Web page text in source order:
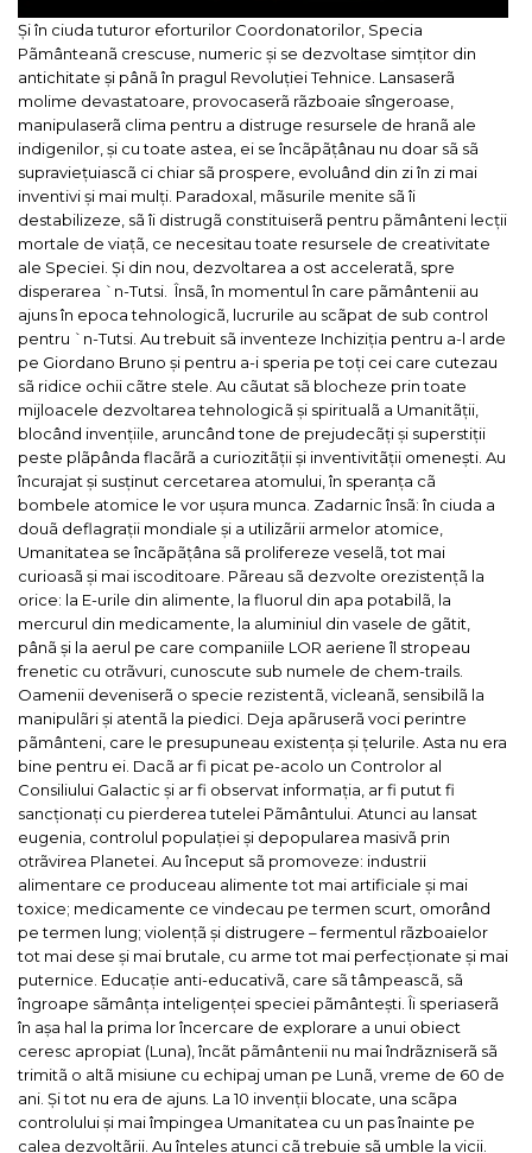
Și în ciuda tuturor eforturilor Coordonatorilor, Specia
Pãmânteanã crescuse, numeric și se dezvoltase simțitor din
antichitate și pânã în pragul Revoluției Tehnice. Lansaserã
molime devastatoare, provocaserã rãzboaie sîngeroase,
manipulaserã clima pentru a distruge resursele de hranã ale
indigenilor, și cu toate astea, ei se încãpãțânau nu doar sã sã
supraviețuiascã ci chiar sã prospere, evoluând din zi în zi mai
inventivi și mai mulți. Paradoxal, mãsurile menite sã îi
destabilizeze, sã îi distrugã constituiserã pentru pãmânteni lecții
mortale de viațã, ce necesitau toate resursele de creativitate
ale Speciei. Și din nou, dezvoltarea a ost acceleratã, spre
disperarea `n-Tutsi. Însã, în momentul în care pãmântenii au
ajuns în epoca tehnologicã, lucrurile au scãpat de sub control
pentru `n-Tutsi. Au trebuit sã inventeze Inchiziția pentru a-l arde
pe Giordano Bruno și pentru a-i speria pe toți cei care cutezau
sã ridice ochii cãtre stele. Au cãutat sã blocheze prin toate
mijloacele dezvoltarea tehnologicã și spiritualã a Umanitãții,
blocând invențiile, aruncând tone de prejudecãți și superstiții
peste plãpânda flacãrã a curiozitãții și inventivitãții omenești. Au
încurajat și susținut cercetarea atomului, în speranța cã
bombele atomice le vor ușura munca. Zadarnic însã: în ciuda a
douã deflagrații mondiale și a utilizãrii armelor atomice,
Umanitatea se încãpãțâna sã prolifereze veselã, tot mai
curioasã și mai iscoditoare. Pãreau sã dezvolte orezistențã la
orice: la E-urile din alimente, la fluorul din apa potabilã, la
mercurul din medicamente, la aluminiul din vasele de gãtit,
pânã și la aerul pe care companiile LOR aeriene îl stropeau
frenetic cu otrãvuri, cunoscute sub numele de chem-trails.
Oamenii deveniserã o specie rezistentã, vicleanã, sensibilã la
manipulãri și atentã la piedici. Deja apãruserã voci perintre
pãmânteni, care le presupuneau existența și țelurile. Asta nu era
bine pentru ei. Dacã ar fi picat pe-acolo un Controlor al
Consiliului Galactic și ar fi observat informația, ar fi putut fi
sancționați cu pierderea tutelei Pãmântului. Atunci au lansat
eugenia, controlul populației și depopularea masivã prin
otrãvirea Planetei. Au început sã promoveze: industrii
alimentare ce produceau alimente tot mai artificiale și mai
toxice; medicamente ce vindecau pe termen scurt, omorând
pe termen lung; violențã și distrugere – fermentul rãzboaielor
tot mai dese și mai brutale, cu arme tot mai perfecționate și mai
puternice. Educație anti-educativã, care sã tâmpeascã, sã
îngroape sãmânța inteligenței speciei pãmântești. Îi speriaserã
în așa hal la prima lor încercare de explorare a unui obiect
ceresc apropiat (Luna), încãt pãmântenii nu mai îndrãzniserã sã
trimitã o altã misiune cu echipaj uman pe Lunã, vreme de 60 de
ani. Și tot nu era de ajuns. La 10 invenții blocate, una scãpa
controlului și mai împingea Umanitatea cu un pas înainte pe
calea dezvoltãrii. Au înțeles atunci cã trebuie sã umble la vicii.